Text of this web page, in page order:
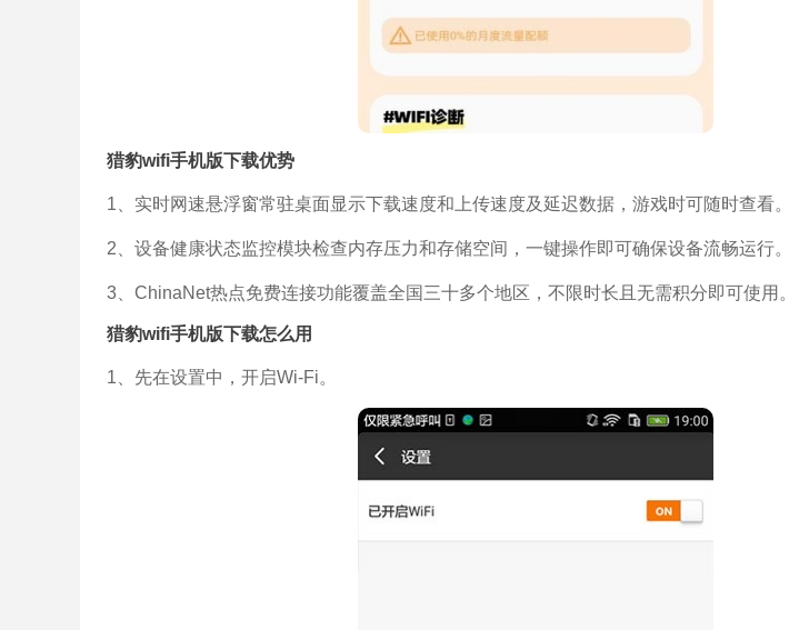
猎豹wifi手机版下载优势
1、实时网速悬浮窗常驻桌面显示下载速度和上传速度及延迟数据，游戏时可随时查看。
2、设备健康状态监控模块检查内存压力和存储空间，一键操作即可确保设备流畅运行。
3、ChinaNet热点免费连接功能覆盖全国三十多个地区，不限时长且无需积分即可使用。
猎豹wifi手机版下载怎么用
1、先在设置中，开启Wi-Fi。